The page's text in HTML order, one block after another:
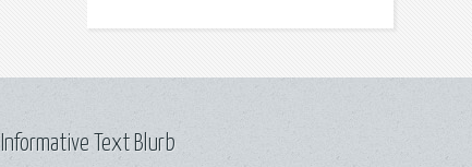
Text Blurb